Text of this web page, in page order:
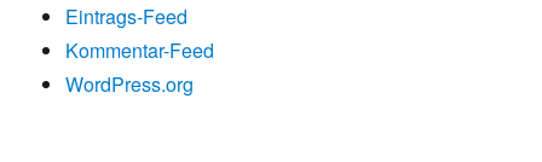
Eintrags-Feed
Kommentar-Feed
WordPress.org